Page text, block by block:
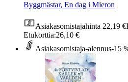
Byggmästar, En dag i Mieron
Asiakasomistajahinta 22,19 €
Etukorttia:26,10 €
Asiakasomistaja-alennus-15